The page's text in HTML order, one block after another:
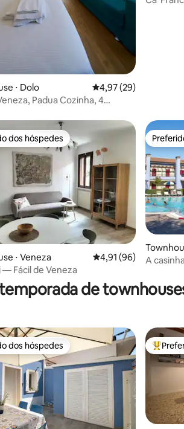
⋅ Dolo 4,97 de uma avaliação
4,97 (29)
Padua Cozinha, 4
de 5, 463 avaliações
dos hóspedes
dos hóspedes
⋅ Veneza 4,91 de uma
4,91 (96)
— Fácil de Veneza
A
de
dos hóspedes
dos hóspedes Entre